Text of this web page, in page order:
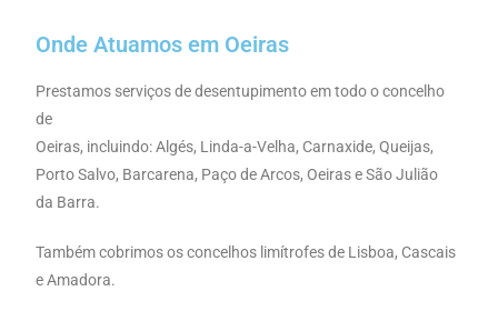
Onde Atuamos em Oeiras
Prestamos serviços de desentupimento em todo o concelho
de
Oeiras, incluindo: Algés, Linda-a-Velha, Carnaxide, Queijas,
Porto Salvo, Barcarena, Paço de Arcos, Oeiras e São Julião
da Barra.
Também cobrimos os concelhos limítrofes de Lisboa, Cascais
e Amadora.